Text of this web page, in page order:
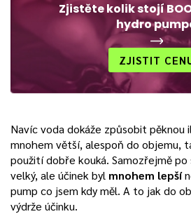
Zjistěte kolik stojí
hydro
ZJISTIT
Navíc voda dokáže způsobit pěknou
mnohem větší, alespoň do objemu,
použití dobře kouká. Samozřejmě po
velký, ale účinek byl mnohem lepší
pump co jsem kdy měl. A to jak do
výdrže účinku.